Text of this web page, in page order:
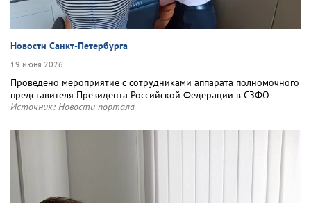
Новости Санкт-Петербурга
19 июня 2026
Проведено мероприятие с сотрудниками аппарата полномочного
представителя Президента Российской Федерации в СЗФО
Источник: Новости портала